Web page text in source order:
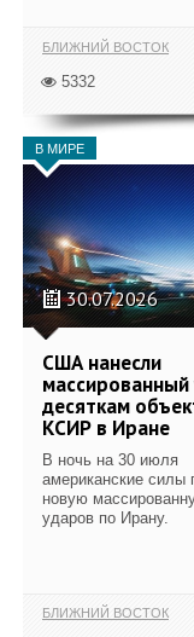
БЛИЖНИЙ ВОСТОК
5332
В МИРЕ
30.07.2026
США нанесли
массированный
десяткам
КСИР в Иране
В ночь на 30 июля
американские силы
новую
ударов по Ирану.
БЛИЖНИЙ ВОСТОК